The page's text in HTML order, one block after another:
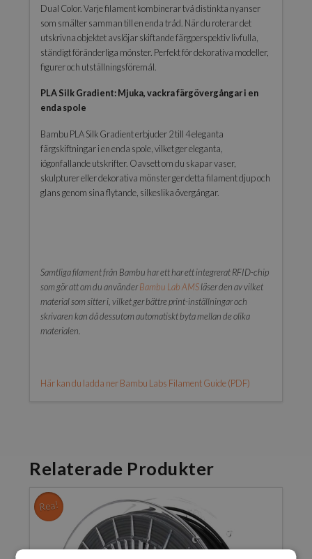
Dual Color. Varje filament kombinerar två distinkta nyanser
som smälter samman till en enda tråd. När du roterar det
utskrivna objektet avslöjar skiftande färgperspektiv livfulla,
ständigt föränderliga mönster. Perfekt för dekorativa modeller,
figurer och utställningsföremål.
PLA Silk Gradient: Mjuka, vackra färgövergångar i en
enda spole
Bambu PLA Silk Gradient erbjuder 2 till 4 eleganta
färgskiftningar i en enda spole, vilket ger eleganta,
iögonfallande utskrifter. Oavsett om du skapar vaser,
skulpturer eller dekorativa mönster ger detta filament djup och
glans genom sina flytande, silkeslika övergångar.
Samtliga filament från Bambu har ett har ett integrerat RFID-chip
som gör att om du använderBambu Lab AMSläser den av vilket
material som sitter i, vilket ger bättre print-inställningar och
skrivaren kan då dessutom automatiskt byta mellan de olika
materialen.
Här kan du ladda ner Bambu Labs Filament Guide (PDF)
Relaterade Produkter
Rea!